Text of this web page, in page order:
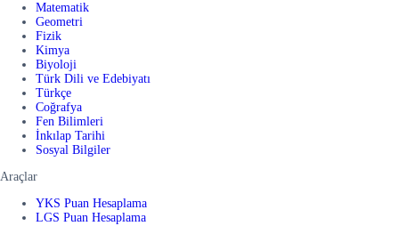
Matematik
Geometri
Fizik
Kimya
Biyoloji
Türk Dili ve Edebiyatı
Türkçe
Coğrafya
Fen Bilimleri
İnkılap Tarihi
Sosyal Bilgiler
Araçlar
YKS Puan Hesaplama
LGS Puan Hesaplama